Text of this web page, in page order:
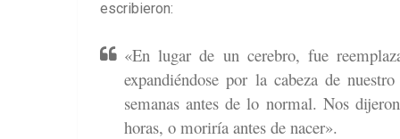
escribieron:
«En lugar de un cerebro, fue
expandiéndose por la cabeza de
semanas antes de lo normal. Nos
horas, o moriría antes de nacer».